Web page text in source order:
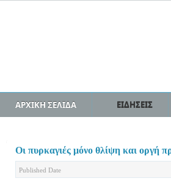
ΑΡΧΙΚΗ ΣΕΛΙΔΑ ΕΙΔΗΣΕΙΣ
Οι πυρκαγιές μόνο θλίψη και οργή
Published Date